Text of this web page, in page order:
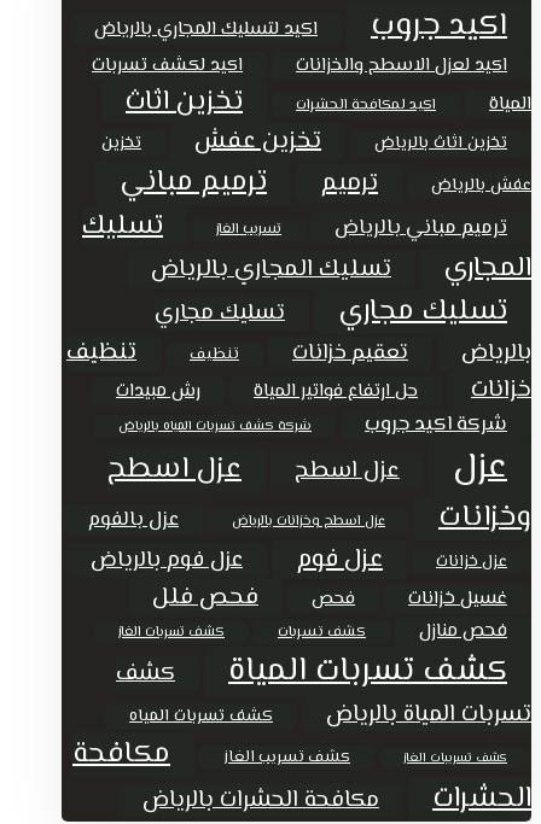
اكيد جروب اكيد لتسليك المجاري بالرياض
اكيد لعزل الاسطح والخزانات
اكيد لكشف تسربات
المياة
اكيد لمكافحة الحشرات تخزين اثاث
تخزين اثاث بالرياض تخزين عفش
تخزين
عفش بالرياض
ترميم ترميم مباني
ترميم مباني بالرياض تسريب الغاز
تسليك
المجاري
تسليك المجاري بالرياض
تسليك مجاري
تسليك مجاري
بالرياض
تعقيم خزانات تنظيف
تنظيف
خزانات
حل ارتفاع فواتير المياة رش مبيدات
شركة اكيد جروب شركة كشف تسربات المياه بالرياض
عزل عزل اسطح
عزل اسطح
وخزانات
عزل اسطح وخزانات بالرياض عزل بالفوم
عزل خزانات عزل فوم عزل فوم بالرياض
غسيل خزانات فحص فحص فلل
فحص منازل كشف تسربات كشف تسربات الغاز
كشف تسربات المياة
كشف
تسربات المياة بالرياض
كشف تسربات المياه
كشف تسريبات الغاز كشف تسريب الغاز
مكافحة
الحشرات
مكافحة الحشرات بالرياض